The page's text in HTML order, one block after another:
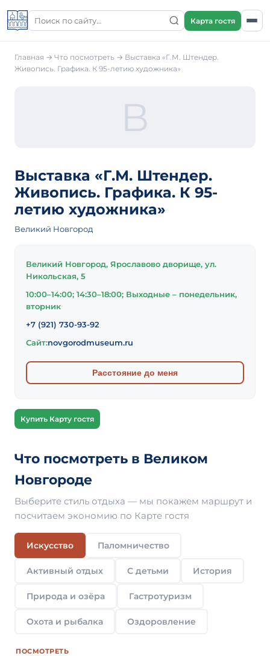
Карта гостя
Главная → Что посмотреть → Выставка «Г.М. Штендер.
Живопись. Графика. К 95-летию художника»
В
Выставка «Г.М. Штендер.
Живопись. Графика. К 95-
летию художника»
Великий Новгород
Великий Новгород, Ярославово дворище, ул.
Никольская, 5
10:00–14:00; 14:30–18:00; Выходные – понедельник,
вторник
+7 (921) 730-93-92
Сайт:novgorodmuseum.ru
Расстояние до меня
Купить Карту гостя
Что посмотреть в Великом
Новгороде
Выберите стиль отдыха — мы покажем маршрут и
посчитаем экономию по Карте гостя
Искусство Паломничество
Активный отдых С детьми История
Природа и озёра Гастротуризм
Охота и рыбалка Оздоровление
ПОСМОТРЕТЬ